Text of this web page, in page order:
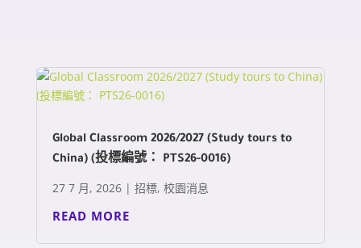
Global Classroom 2026/2027 (Study tours to
China) (投標編號： PTS26-0016)
27 7 月, 2026| 招標, 校園消息
READ MORE